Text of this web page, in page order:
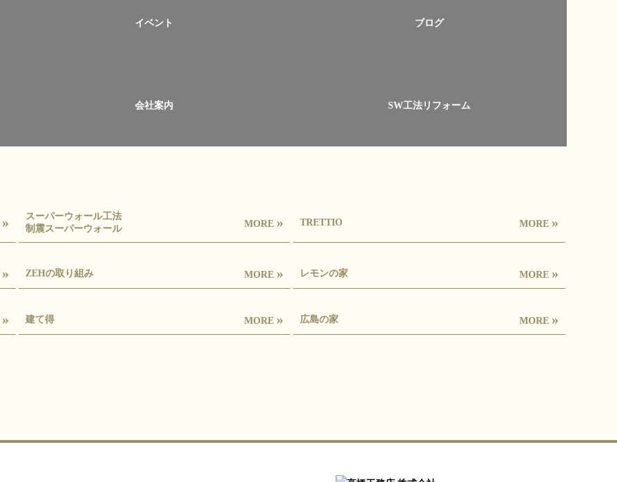
イベント ブログ
会社案内 SW工法リフォーム
»
スーパーウォール工法
制震スーパーウォール
MORE » TRETTIO MORE »
» ZEHの取り組み MORE » レモンの家 MORE »
» 建て得 MORE » 広島の家 MORE »